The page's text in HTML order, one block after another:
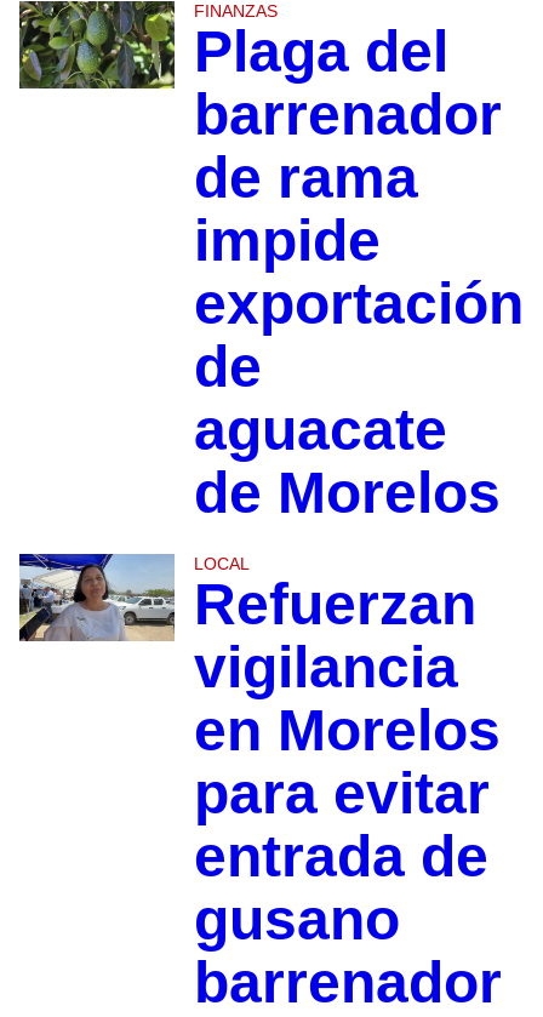
FINANZAS
Plaga del
barrenador
de rama
impide
exportación
de
aguacate
de Morelos
LOCAL
Refuerzan
vigilancia
en Morelos
para evitar
entrada de
gusano
barrenador